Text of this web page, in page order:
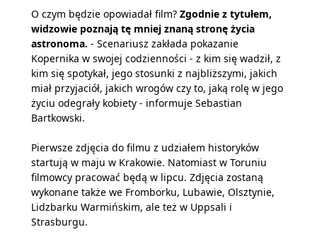
O czym będzie opowiadał film? Zgodnie z tytułem,
widzowie poznają tę mniej znaną stronę życia
astronoma. - Scenariusz zakłada pokazanie
Kopernika w swojej codzienności - z kim się wadził, z
kim się spotykał, jego stosunki z najbliższymi, jakich
miał przyjaciół, jakich wrogów czy to, jaką rolę w jego
życiu odegrały kobiety - informuje Sebastian
Bartkowski.
Pierwsze zdjęcia do filmu z udziałem historyków
startują w maju w Krakowie. Natomiast w Toruniu
filmowcy pracować będą w lipcu. Zdjęcia zostaną
wykonane także we Fromborku, Lubawie, Olsztynie,
Lidzbarku Warmińskim, ale też w Uppsali i
Strasburgu.